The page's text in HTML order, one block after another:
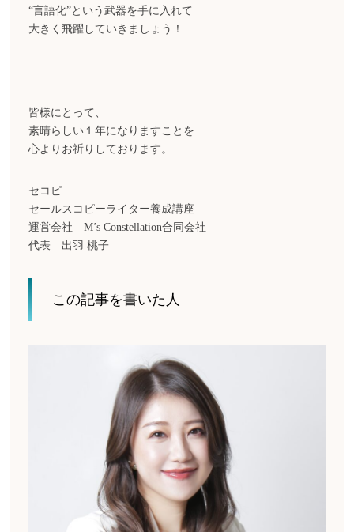
“言語化”という武器を手に入れて
大きく飛躍していきましょう！
皆様にとって、
素晴らしい１年になりますことを
心よりお祈りしております。
セコピ
セールスコピーライター養成講座
運営会社 M’s Constellation合同会社
代表 出羽 桃子
この記事を書いた人